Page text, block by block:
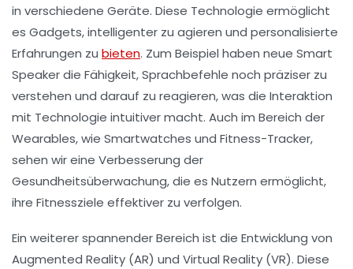
in verschiedene Geräte. Diese Technologie ermöglicht
es Gadgets, intelligenter zu agieren und personalisierte
Erfahrungen zu bieten. Zum Beispiel haben neue Smart
Speaker die Fähigkeit, Sprachbefehle noch präziser zu
verstehen und darauf zu reagieren, was die Interaktion
mit Technologie intuitiver macht. Auch im Bereich der
Wearables, wie Smartwatches und Fitness-Tracker,
sehen wir eine Verbesserung der
Gesundheitsüberwachung, die es Nutzern ermöglicht,
ihre Fitnessziele effektiver zu verfolgen.
Ein weiterer spannender Bereich ist die Entwicklung von
Augmented Reality (AR) und Virtual Reality (VR). Diese